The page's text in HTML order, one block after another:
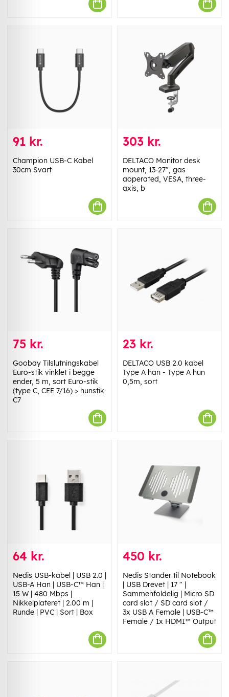
91 kr.
Champion USB-C Kabel
30cm Svart
303 kr.
DELTACO Monitor desk
mount, 13-27", gas
aoperated, VESA, three-
axis, b
75 kr.
Goobay Tilslutningskabel
Euro-stik vinklet i begge
ender, 5 m, sort Euro-stik
(type C, CEE 7/16) > hunstik
C7
23 kr.
DELTACO USB 2.0 kabel
Type A han - Type A hun
0,5m, sort
64 kr.
Nedis USB-kabel | USB 2.0 |
USB-A Han | USB-C™ Han |
15 W | 480 Mbps |
Nikkelplateret | 2.00 m |
Runde | PVC | Sort | Box
450 kr.
Nedis Stander til Notebook
| USB Drevet | 17 " |
Sammenfoldelig | Micro SD
card slot / SD card slot /
3x USB A Female | USB-C™
Female / 1x HDMI™ Output